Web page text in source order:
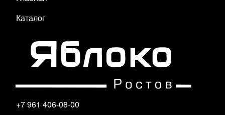
Каталог
+7 961 406-08-00